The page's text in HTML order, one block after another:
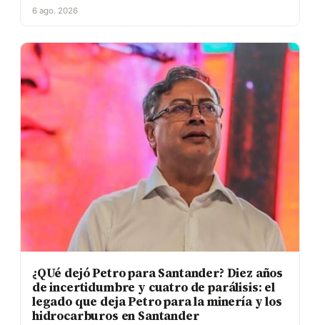
6 ago. 2026
¿QUé dejó Petro para Santander? Diez años
de incertidumbre y cuatro de parálisis: el
legado que deja Petro para la minería y los
hidrocarburos en Santander